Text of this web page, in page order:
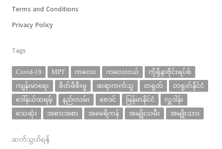
Terms and Conditions
Privacy Policy
Tags
Covid-19 MPT ကလေး ကလေးငယ်
ကိုရိုနာဗိုင်းရပ်စ်
ကျန်းမာရေး
စိတ်ဖိစီးမှု ဆရာကင်္ကသူ တရုတ်
တရုတ်နိုင်ငံ
ဒေါ်နယ်ထရမ့်
နည်းလမ်း ဗေဒင် မြန်မာနိုင်ငံ
လှူဒါန်း
သေဆုံး
အစားအစာ အမေရိကန် အမျိုးသမီး အမျိုးသား
ဆက်သွယ်ရန်